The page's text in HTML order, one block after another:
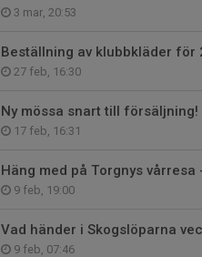
3 mar, 20:53
Beställning av klubbkläder för
27 feb, 16:30
Ny mössa snart till försäljning!
17 feb, 16:31
Häng med på Torgnys
9 feb, 19:00
Vad händer i Skogslöparna
9 feb, 07:46